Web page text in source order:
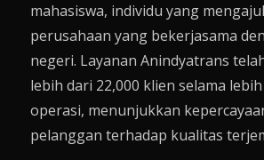
mahasiswa, individu yang
perusahaan yang bekerjasama
negeri. Layanan Anindyatrans
lebih dari 22,000 klien selama
operasi, menunjukkan
pelanggan terhadap kualitas